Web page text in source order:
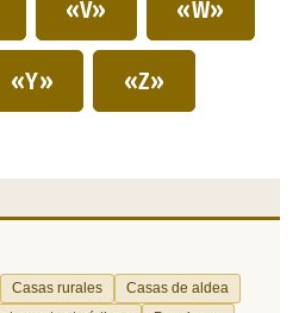
«V» «W»
«Y» «Z»